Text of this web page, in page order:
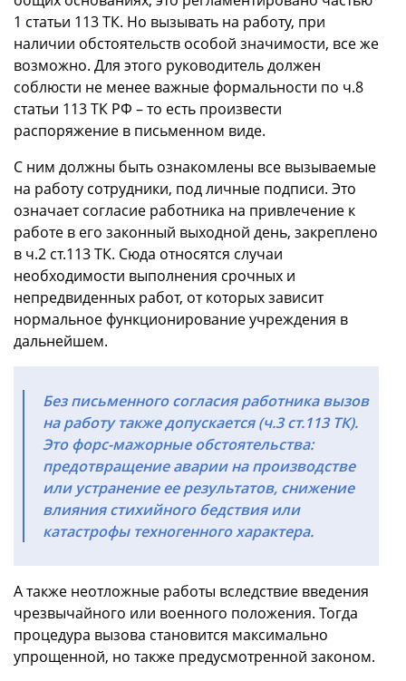
1 статьи 113 ТК. Но вызывать на работу, при
наличии обстоятельств особой значимости, все же
возможно. Для этого руководитель должен
соблюсти не менее важные формальности по ч.8
статьи 113 ТК РФ – то есть произвести
распоряжение в письменном виде.
С ним должны быть ознакомлены все вызываемые
на работу сотрудники, под личные подписи. Это
означает согласие работника на привлечение к
работе в его законный выходной день, закреплено
в ч.2 ст.113 ТК. Сюда относятся случаи
необходимости выполнения срочных и
непредвиденных работ, от которых зависит
нормальное функционирование учреждения в
дальнейшем.
Без письменного согласия работника вызов
на работу также допускается (ч.3 ст.113 ТК).
Это форс-мажорные обстоятельства:
предотвращение аварии на производстве
или устранение ее результатов, снижение
влияния стихийного бедствия или
катастрофы техногенного характера.
А также неотложные работы вследствие введения
чрезвычайного или военного положения. Тогда
процедура вызова становится максимально
упрощенной, но также предусмотренной законом.